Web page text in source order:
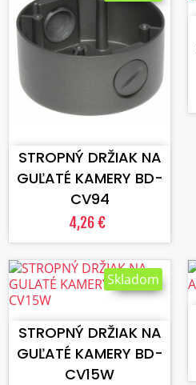
VLOŽIŤ DO KOŠÍKA
STROPNÝ DRŽIAK NA
GUĽATÉ KAMERY BD-
CV94
4,26 €
VLOŽIŤ DO KOŠÍKA
STROPNÝ DRŽIAK NA
GUĽATÉ KAMERY BD-
CV15W
Skladom